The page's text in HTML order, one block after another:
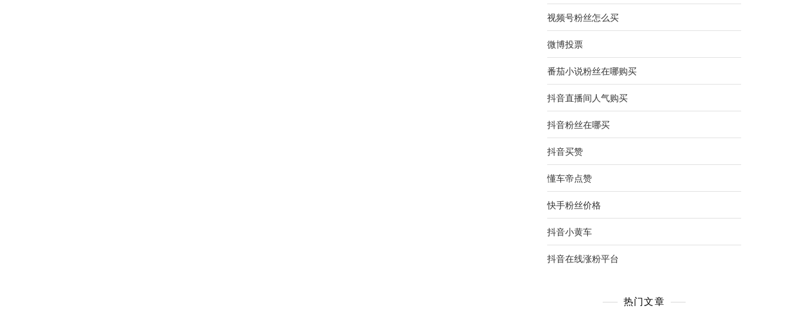
视频号粉丝怎么买
微博投票
番茄小说粉丝在哪购买
抖音直播间人气购买
抖音粉丝在哪买
抖音买赞
懂车帝点赞
快手粉丝价格
抖音小黄车
抖音在线涨粉平台
热门文章